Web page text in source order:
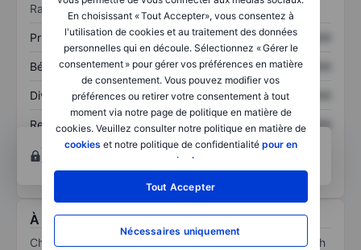
En choisissant « Tout Accepter», vous consentez à
l'utilisation de cookies et au traitement des données
personnelles qui en découle. Sélectionnez « Gérer le
consentement » pour gérer vos préférences en matière
de consentement. Vous pouvez modifier vos
préférences ou retirer votre consentement à tout
moment via notre page de politique en matière de
cookies. Veuillez consulter notre politique en matière de
cookies et notre politique de confidentialité pour en
savoir plus
Tout Accepter
Nécessaires uniquement
Ratios
Prix / ventes XXXXXXX XXXXXXX
Bénéfice par action XXXXXXX XXXXXXX
Dividende par action XXXXXXX XXXXXXX
Rendement des
capitaux propres
XXXXXXX
XXXXXXX
Ouvrir un compte pour accéder à d’autres outils
techniques et d’analyse.
À propos Chemung Financial Corp.
Chemung Financial Corp is a bank holding firm. Through